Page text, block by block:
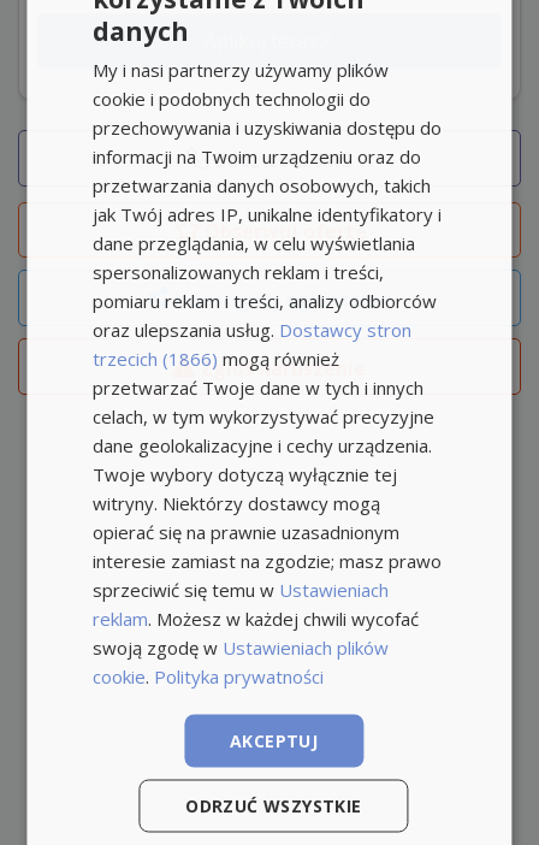
Zadzwoń/SMS
Obserwujofertę
Udostępnij ogłoszenie
Zgłoś naruszenie
danych
My i nasi partnerzy używamy plików
cookie i podobnych technologii do
przechowywania i uzyskiwania dostępu do
informacji na Twoim urządzeniu oraz do
przetwarzania danych osobowych, takich
jak Twój adres IP, unikalne identyfikatory i
dane przeglądania, w celu wyświetlania
spersonalizowanych reklam i treści,
pomiaru reklam i treści, analizy odbiorców
oraz ulepszania usług. Dostawcy stron
trzecich (1866) mogą również
przetwarzać Twoje dane w tych i innych
celach, w tym wykorzystywać precyzyjne
dane geolokalizacyjne i cechy urządzenia.
Twoje wybory dotyczą wyłącznie tej
witryny. Niektórzy dostawcy mogą
opierać się na prawnie uzasadnionym
interesie zamiast na zgodzie; masz prawo
sprzeciwić się temu w Ustawieniach
reklam. Możesz w każdej chwili wycofać
swoją zgodę w Ustawieniach plików
cookie. Polityka prywatności
AKCEPTUJ
ODRZUĆ WSZYSTKIE